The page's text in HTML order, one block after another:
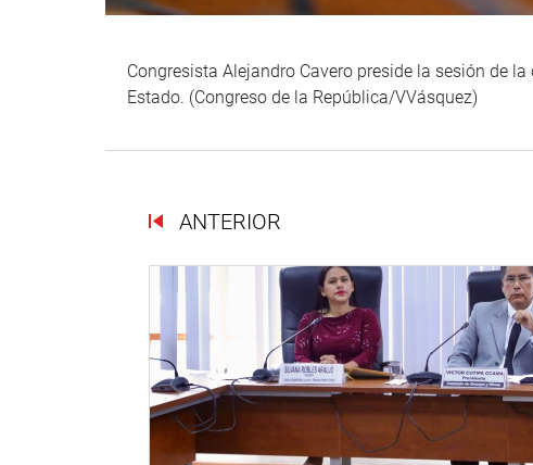
Congresista Alejandro Cavero preside la sesión de
Estado. (Congreso de la República/VVásquez)
ANTERIOR